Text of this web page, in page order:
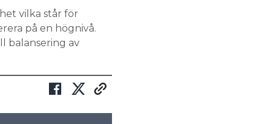
vilka står för
på en högnivå.
balansering av